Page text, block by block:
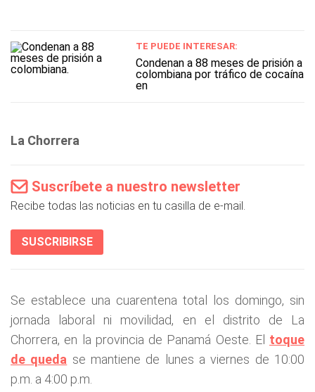
TE PUEDE INTERESAR:
Condenan a 88 meses de prisión a
colombiana por tráfico de cocaína
en
La Chorrera
Suscríbete a nuestro newsletter
Recibe todas las noticias en tu casilla de e-mail.
SUSCRIBIRSE
Se establece una cuarentena total los domingo, sin
jornada laboral ni movilidad, en el distrito de La
Chorrera, en la provincia de Panamá Oeste. El toque
de queda se mantiene de lunes a viernes de 10:00
p.m. a 4:00 p.m.